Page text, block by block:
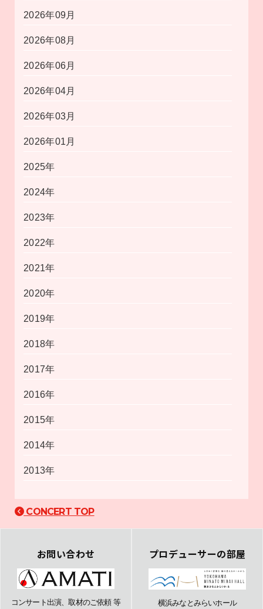
2026年09月
2026年08月
2026年06月
2026年04月
2026年03月
2026年01月
2025年
2024年
2023年
2022年
2021年
2020年
2019年
2018年
2017年
2016年
2015年
2014年
2013年
CONCERT TOP
お問い合わせ
コンサート出演、取材のご依頼 等
プロデューサーの部屋
横浜みなとみらいホール